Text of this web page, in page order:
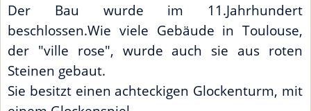
Der Bau wurde im 11.Jahrhundert
beschlossen.Wie viele Gebäude in Toulouse,
der "ville rose", wurde auch sie aus roten
Steinen gebaut.
Sie besitzt einen achteckigen Glockenturm, mit